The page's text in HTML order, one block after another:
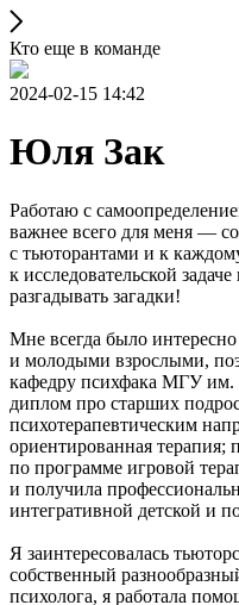
Кто еще в команде
2024-02-15 14:42
Юля Зак
Работаю с
важнее всего для меня —
с тьюторантами и к
к исследовательской
разгадывать загадки!
Мне всегда было
и молодыми взрослыми,
кафедру психфака МГУ
диплом про старших
психотерапевтическим
ориентированная
по программе игровой
и получила
интегративной детской и
Я заинтересовалась
собственный
психолога, я работала